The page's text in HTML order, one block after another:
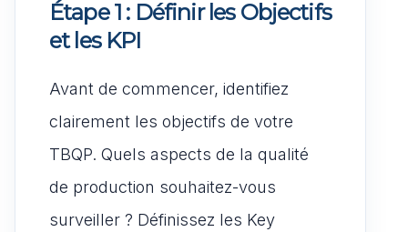
Étape 1 : Définir les Objectifs
et les KPI
Avant de commencer, identifiez
clairement les objectifs de votre
TBQP. Quels aspects de la qualité
de production souhaitez-vous
surveiller ? Définissez les Key